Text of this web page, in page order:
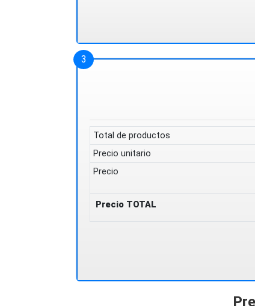
Total de productos
Precio unitario
Precio
Precio TOTAL